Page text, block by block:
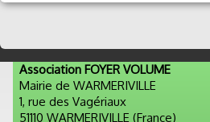
Association FOYER VOLUME
Mairie de WARMERIVILLE
1, rue des Vagériaux
51110 WARMERIVILLE (France)